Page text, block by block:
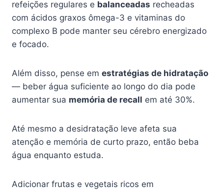
refeições regulares e balanceadas recheadas
com ácidos graxos ômega-3 e vitaminas do
complexo B pode manter seu cérebro energizado
e focado.
Além disso, pense em estratégias de hidratação
— beber água suficiente ao longo do dia pode
aumentar sua memória de recall em até 30%.
Até mesmo a desidratação leve afeta sua
atenção e memória de curto prazo, então beba
água enquanto estuda.
Adicionar frutas e vegetais ricos em